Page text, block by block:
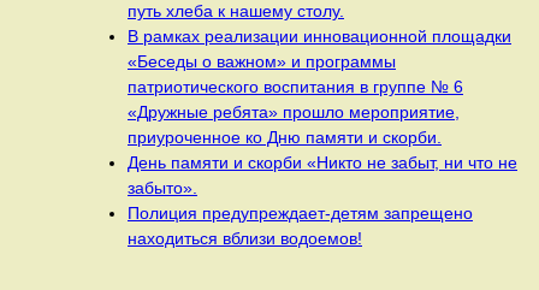
путь хлеба к нашему столу.
В рамках реализации инновационной площадки
«Беседы о важном» и программы
патриотического воспитания в группе № 6
«Дружные ребята» прошло мероприятие,
приуроченное ко Дню памяти и скорби.
День памяти и скорби «Никто не забыт, ни что не
забыто».
Полиция предупреждает-детям запрещено
находиться вблизи водоемов!